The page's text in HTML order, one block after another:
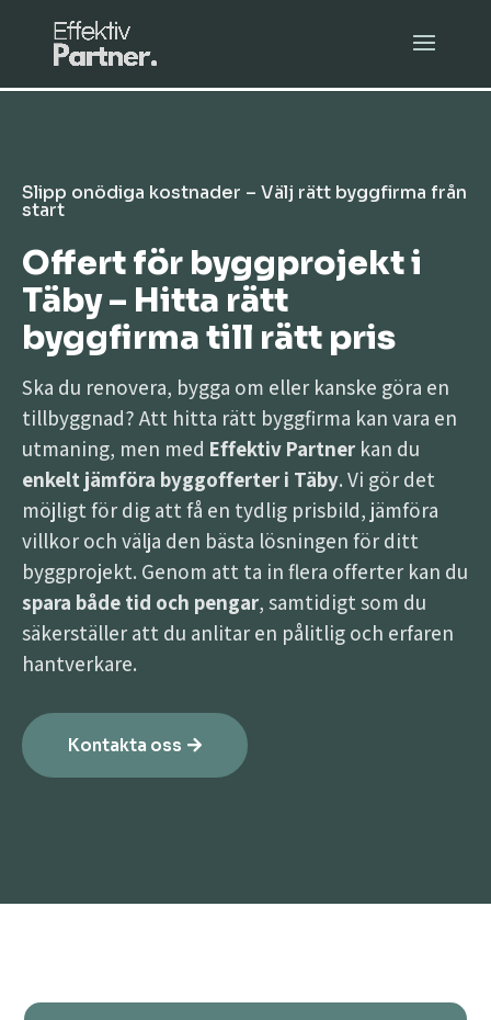
Slipp onödiga kostnader – Välj rätt byggfirma från
start
Offert för byggprojekt i
Täby – Hitta rätt
byggfirma till rätt pris
Ska du renovera, bygga om eller kanske göra en
tillbyggnad? Att hitta rätt byggfirma kan vara en
utmaning, men med Effektiv Partner kan du
enkelt jämföra byggofferter i Täby. Vi gör det
möjligt för dig att få en tydlig prisbild, jämföra
villkor och välja den bästa lösningen för ditt
byggprojekt. Genom att ta in flera offerter kan du
spara både tid och pengar, samtidigt som du
säkerställer att du anlitar en pålitlig och erfaren
hantverkare.
Kontakta oss